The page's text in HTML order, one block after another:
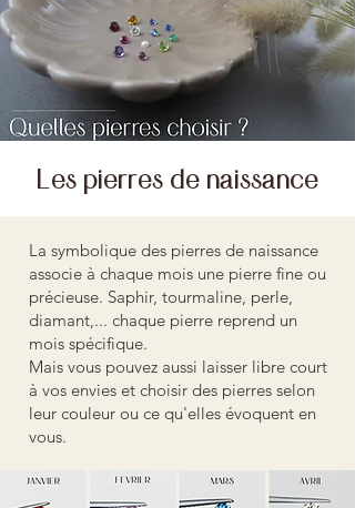
Les pierres de naissance
La symbolique des pierres de naissance
associe à chaque mois une pierre fine ou
précieuse. Saphir, tourmaline, perle,
diamant,... chaque pierre reprend un
mois spécifique.
Mais vous pouvez aussi laisser libre court
à vos envies et choisir des pierres selon
leur couleur ou ce qu'elles évoquent en
vous.